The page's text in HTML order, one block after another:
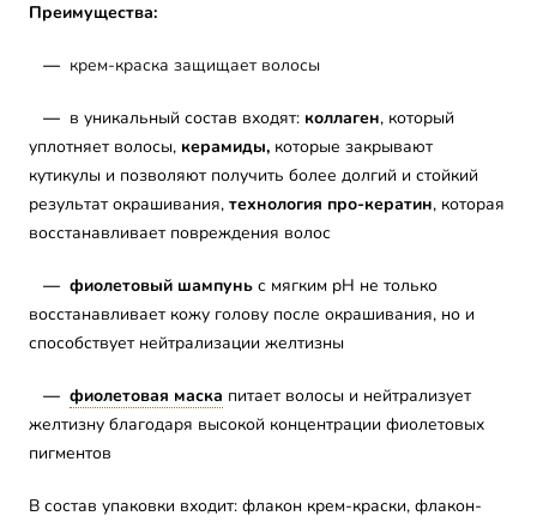
Преимущества:
— крем-краска защищает волосы
— в уникальный состав входят: коллаген, который
уплотняет волосы, керамиды, которые закрывают
кутикулы и позволяют получить более долгий и стойкий
результат окрашивания, технология про-кератин, которая
восстанавливает повреждения волос
— фиолетовый шампунь с мягким pH не только
восстанавливает кожу голову после окрашивания, но и
способствует нейтрализации желтизны
— фиолетовая маска питает волосы и нейтрализует
желтизну благодаря высокой концентрации фиолетовых
пигментов
В состав упаковки входит: флакон крем-краски, флакон-